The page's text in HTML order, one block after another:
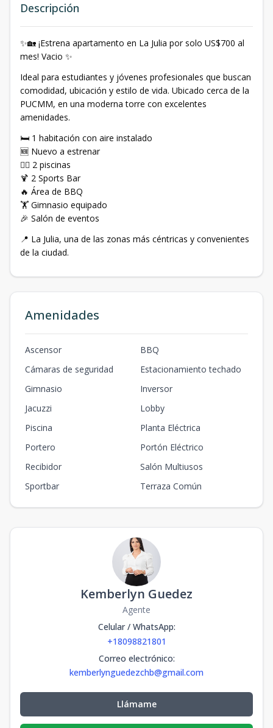
Descripción
✨🏡 ¡Estrena apartamento en La Julia por solo US$700 al
mes! Vacio ✨
Ideal para estudiantes y jóvenes profesionales que buscan
comodidad, ubicación y estilo de vida. Ubicado cerca de la
PUCMM, en una moderna torre con excelentes
amenidades.
🛏️ 1 habitación con aire instalado
🆕 Nuevo a estrenar
🏊‍♂️ 2 piscinas
🍹 2 Sports Bar
🔥 Área de BBQ
🏋️ Gimnasio equipado
🎉 Salón de eventos
📍 La Julia, una de las zonas más céntricas y convenientes
de la ciudad.
Amenidades
Ascensor
BBQ
Cámaras de seguridad
Estacionamiento techado
Gimnasio
Inversor
Jacuzzi
Lobby
Piscina
Planta Eléctrica
Portero
Portón Eléctrico
Recibidor
Salón Multiusos
Sportbar
Terraza Común
Kemberlyn Guedez
Agente
Celular / WhatsApp:
+18098821801
Correo electrónico:
kemberlynguedezchb@gmail.com
Llámame